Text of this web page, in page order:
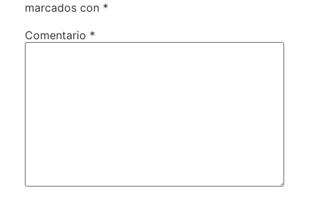
marcados con *
Comentario *